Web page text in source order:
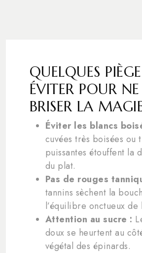
QUELQUES
ÉVITER POUR NE
BRISER LA
Éviter les blancs
cuvées très boisées ou
puissantes étouffent la
du plat.
Pas de rouges
tannins sèchent la
l’équilibre onctueux de
Attention au sucre :
doux se heurtent au
végétal des épinards.